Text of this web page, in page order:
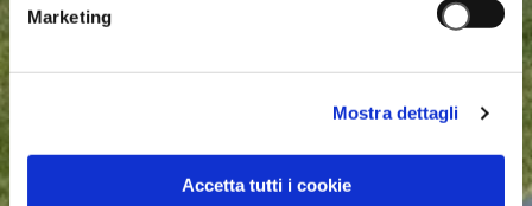
Marketing
Mostra dettagli
Accetta tutti i cookie